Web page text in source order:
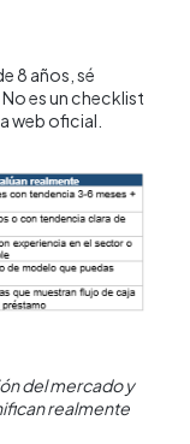
8 años, sé
es un checklist
web oficial.
del mercado y
realmente